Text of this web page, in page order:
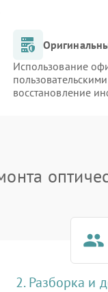
Использование
восстановление
2. Разборка и